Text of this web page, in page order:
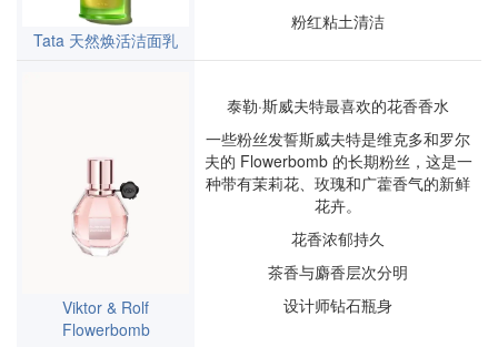
Tata 天然焕活洁面乳
粉红粘土清洁
Viktor & Rolf
Flowerbomb
泰勒·斯威夫特最喜欢的花香香水
一些粉丝发誓斯威夫特是维克多和罗尔
夫的 Flowerbomb 的长期粉丝，这是一
种带有茉莉花、玫瑰和广藿香气的新鲜
花卉。
花香浓郁持久
茶香与麝香层次分明
设计师钻石瓶身